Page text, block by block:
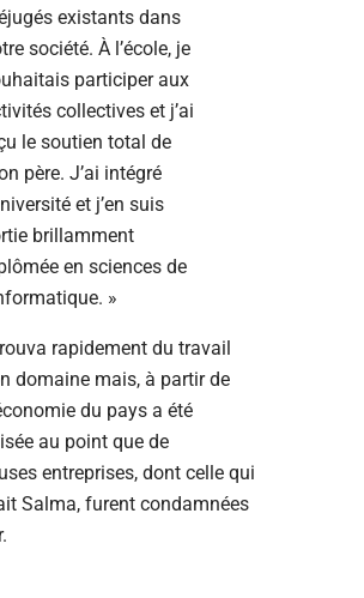
existants dans
société. À l’école, je
participer aux
collectives et j’ai
le soutien total de
père. J’ai intégré
et j’en suis
brillamment
en sciences de
»
rapidement du travail
domaine mais, à partir de
du pays a été
au point que de
entreprises, dont celle qui
Salma, furent condamnées